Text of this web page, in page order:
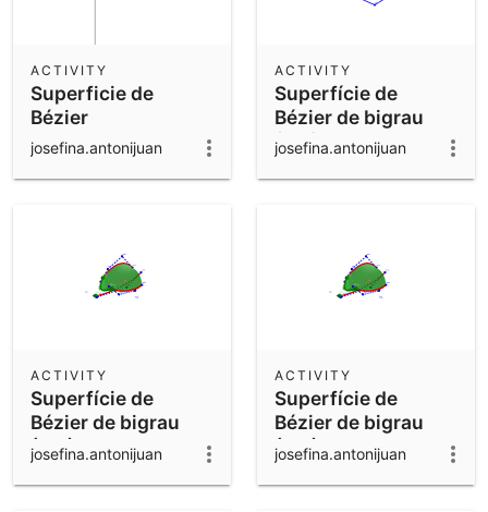
Superficie de
Bézier
biquadràtica+rotació+homotècia
ACTIVITY
josefina.antonijuan
Superfície de
Bézier de bigrau
(3,2)
ACTIVITY
josefina.antonijuan
Superfície de
Bézier de bigrau
(2,3)
ACTIVITY
josefina.antonijuan
Superfície de
Bézier de bigrau
(2,3)
ACTIVITY
josefina.antonijuan